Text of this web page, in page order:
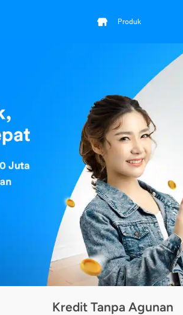
Produk
Kredit Tanpa Agunan